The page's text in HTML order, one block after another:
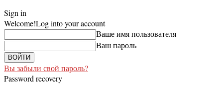
Sign in
Welcome!Log into your account
Ваше имя пользователя
Ваш пароль
Вы забыли свой пароль?
Password recovery